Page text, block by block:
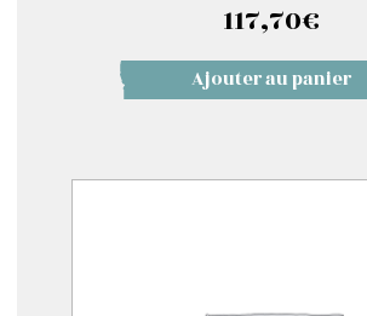
117,70€
Ajouter au panier